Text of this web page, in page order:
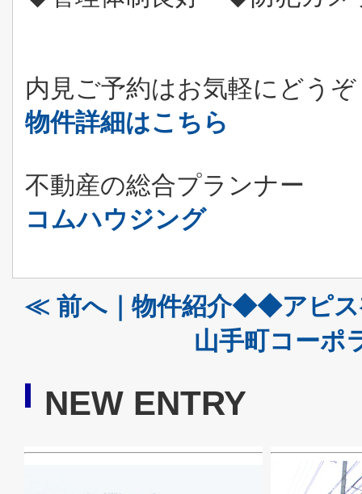
内見ご予約はお気軽にどうぞ
物件詳細はこちら
不動産の総合プランナー
コムハウジング
≪ 前へ｜物件紹介◆◆アピ
山手町コー
NEW ENTRY